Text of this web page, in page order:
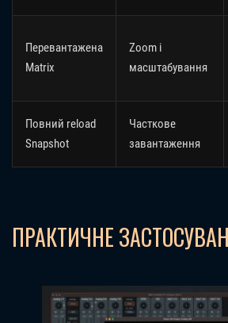
Перевантажена
Matrix
Zoom і
масштабування
Повний reload
Snapshot
Часткове
завантаження
ПРАКТИЧНЕ